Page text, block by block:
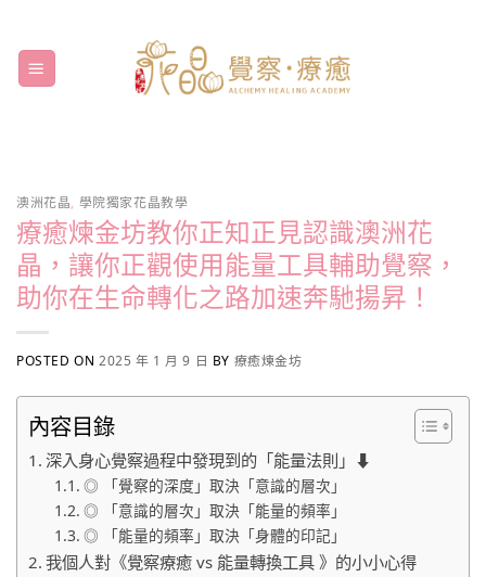
content
澳洲花晶, 學院獨家花晶教學
療癒煉金坊教你正知正見認識澳洲花
晶，讓你正觀使用能量工具輔助覺察，
助你在生命轉化之路加速奔馳揚昇！
POSTED ON 2025 年 1 月 9 日 BY 療癒煉金坊
內容目錄
深入身心覺察過程中發現到的「能量法則」⬇
◎ 「覺察的深度」取決「意識的層次」
◎ 「意識的層次」取決「能量的頻率」
◎ 「能量的頻率」取決「身體的印記」
我個人對《覺察療癒 vs 能量轉換工具 》的小小心得